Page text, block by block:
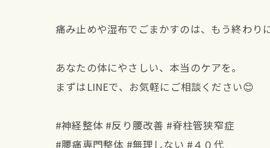
痛み止めや湿布でごまかすのは、もう終わり
あなたの体にやさしい、本当のケアを。
まずはLINEで、お気軽にご相談ください😊
#神経整体 #反り腰改善 #脊柱管狭窄症
#腰痛専門整体 #無理しない #４０代